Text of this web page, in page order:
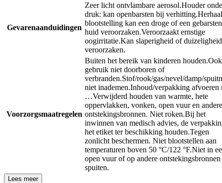
Gevarenaanduidingen
Zeer licht ontvlambare aerosol.Houder
druk: kan openbarsten bij verhitting.
blootstelling kan een droge of een gebarsten
huid veroorzaken.Veroorzaakt ernstige
oogirritatie.Kan slaperigheid of duizeligheid
veroorzaken.
Voorzorgsmaatregelen
Buiten het bereik van kinderen houden.
gebruik niet doorboren of
verbranden.Stof/rook/gas/nevel/damp/
niet inademen.Inhoud/verpakking afvoeren
…Verwijderd houden van warmte, hete
oppervlakken, vonken, open vuur en andere
ontstekingsbronnen. Niet roken.Bij het
inwinnen van medisch advies, de
het etiket ter beschikking houden.Tegen
zonlicht beschermen. Niet blootstellen aan
temperaturen boven 50 °C/122 °F.Niet in
open vuur of op andere ontstekingsbronnen
spuiten.
Lees meer